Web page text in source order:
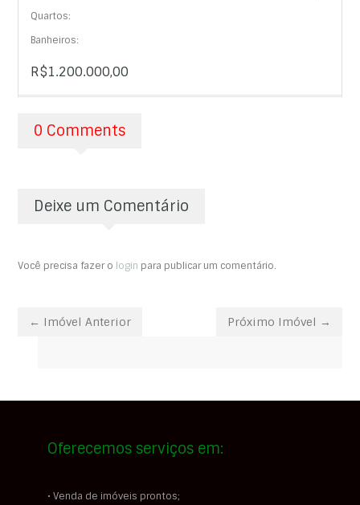
Quartos:
Banheiros:
R$1.200.000,00
0 Comments
Deixe um Comentário
Você precisa fazer o login para publicar um comentário.
← Imóvel Anterior Próximo Imóvel →
Oferecemos serviços em:
• Venda de imóveis prontos;